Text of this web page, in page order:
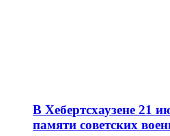
В Хебертсхаузене 21
памяти советских